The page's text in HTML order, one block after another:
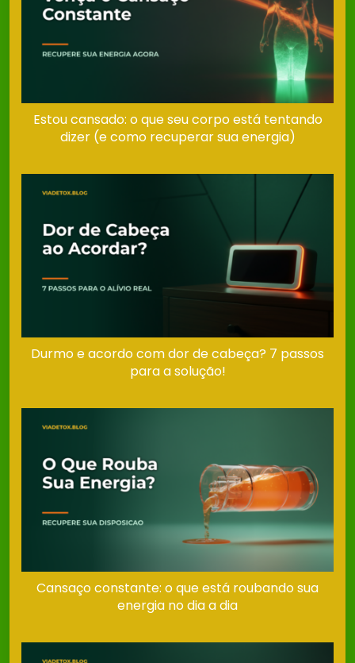
Estou cansado: o que seu corpo está tentando
dizer (e como recuperar sua energia)
Durmo e acordo com dor de cabeça? 7 passos
para a solução!
Cansaço constante: o que está roubando sua
energia no dia a dia